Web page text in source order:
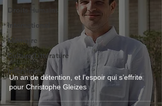
Droits Humains
International
Mémoire
Culture/Littérature
Interviews
Un an de détention, et l’espoir qui s’effrite
pour Christophe Gleizes
Actualité